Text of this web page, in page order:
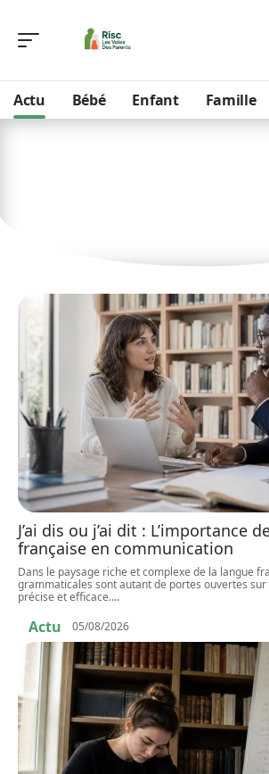
Actu Bébé Enfant Famille
J’ai dis ou j’ai dit : L’importance
française en communication
Dans le paysage riche et complexe de la langue
grammaticales sont autant de portes ouvertes
précise et efficace.…
Actu 05/08/2026